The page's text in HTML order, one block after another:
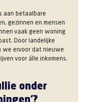
aan betaalbare
gezinnen en mensen
vaak geen woning
Door landelijke
we ervoor dat nieuwe
voor álle inkomens.
onder